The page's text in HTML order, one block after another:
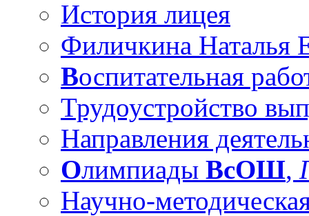
История лицея
Филичкина Наталья
Воспитательная
Трудоустройство
Направления
Олимпиады ВсОШ,
Научно-